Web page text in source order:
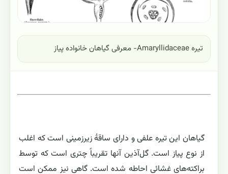
تیره Amaryllidaceae- معرفی گیاهان خانواده پیاز
گياهان اين تيره علفى و داراى ساقهٔ زيرزمينى است که اغلب
از نوع پياز است. گل‌آذين آنها تقريباً چترى است که توسط
براکته‌هاى غشائى احاطه شده است. گاهى نيز ممکن است